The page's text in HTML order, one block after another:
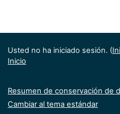
Usted no ha iniciado sesión. (
Inicio
Resumen de conservación de
Cambiar al tema estándar